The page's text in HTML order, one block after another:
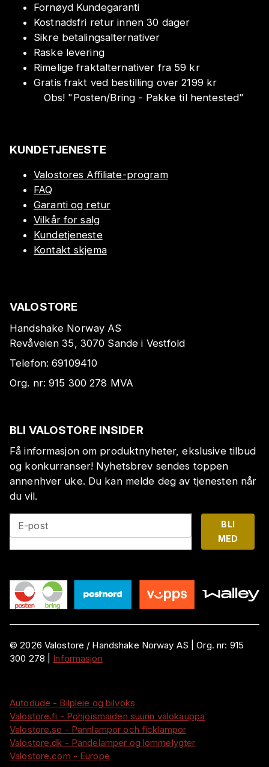
Fornøyd Kundegaranti
Kostnadsfri retur innen 30 dager
Sikre betalingsalternativer
Raske levering
Rimelige fraktalternativer fra 59 kr
Gratis frakt ved bestilling over 2199 kr
Obs! "Posten/Bring - Pakke til hentested"
KUNDETJENESTE
Valostores Affiliate-program
FAQ
Garanti og retur
Vilkår for salg
Kundetjeneste
Kontakt skjema
VALOSTORE
Handshake Norway AS
Revåveien 35, 3070 Sande i Vestfold
Telefon:69109410
Org. nr:915 300 278 MVA
BLI VALOSTORE INSIDER
Få informasjon om produktnyheter, ekslusive tilbud
og konkurranser! Nyhetsbrev sendes toppen
annenhver uke. Du kan melde deg av tjenesten når
du vil.
E-post
BLI
MED
©2026 Valostore / Handshake Norway AS |Org. nr: 915
300 278
Informasjon
Autodude - Bilpleie og bilvoks
Valostore.fi - Pohjoismaiden suurin valokauppa
Valostore.se - Pannlampor och ficklampor
Valostore.dk - Pandelamper og lommelygter
Valostore.com - Europe